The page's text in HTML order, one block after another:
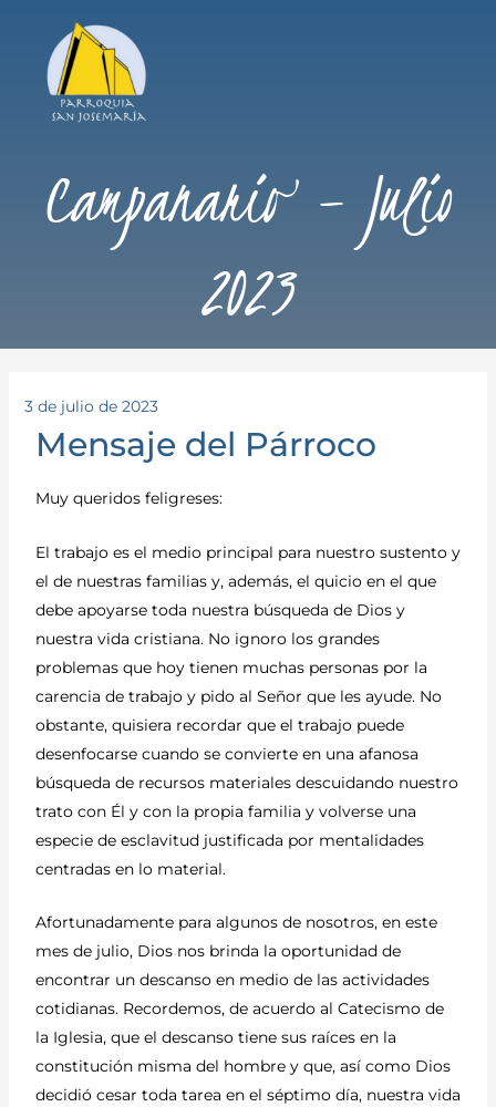
Campanario – Julio
2023
3 de julio de 2023
Mensaje del Párroco
Muy queridos feligreses:
El trabajo es el medio principal para nuestro sustento y
el de nuestras familias y, además, el quicio en el que
debe apoyarse toda nuestra búsqueda de Dios y
nuestra vida cristiana. No ignoro los grandes
problemas que hoy tienen muchas personas por la
carencia de trabajo y pido al Señor que les ayude. No
obstante, quisiera recordar que el trabajo puede
desenfocarse cuando se convierte en una afanosa
búsqueda de recursos materiales descuidando nuestro
trato con Él y con la propia familia y volverse una
especie de esclavitud justificada por mentalidades
centradas en lo material.
Afortunadamente para algunos de nosotros, en este
mes de julio, Dios nos brinda la oportunidad de
encontrar un descanso en medio de las actividades
cotidianas. Recordemos, de acuerdo al Catecismo de
la Iglesia, que el descanso tiene sus raíces en la
constitución misma del hombre y que, así como Dios
decidió cesar toda tarea en el séptimo día, nuestra vida